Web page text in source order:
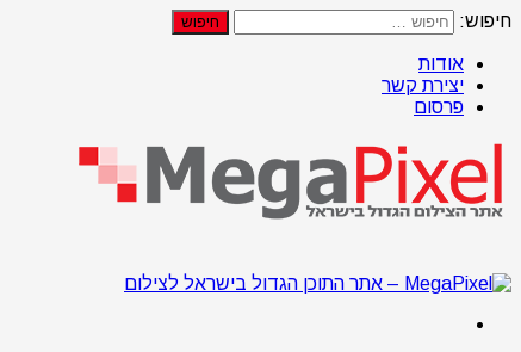
חיפוש:
אודות
יצירת קשר
פרסום